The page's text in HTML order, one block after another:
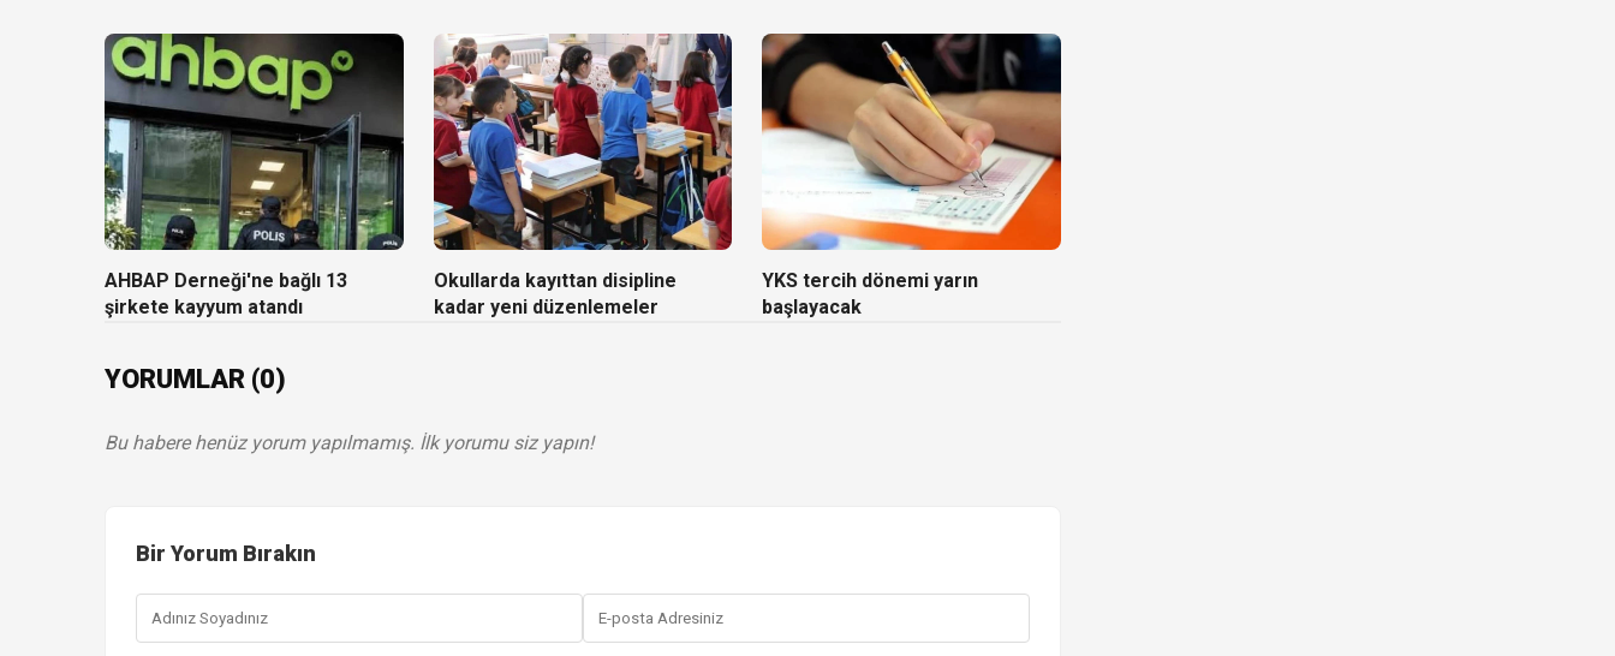
AHBAP Derneği'ne bağlı 13
şirkete kayyum atandı
Okullarda kayıttan disipline
kadar yeni düzenlemeler
YKS tercih dönemi yarın
başlayacak
YORUMLAR (0)
Bu habere henüz yorum yapılmamış. İlk yorumu siz yapın!
Bir Yorum Bırakın